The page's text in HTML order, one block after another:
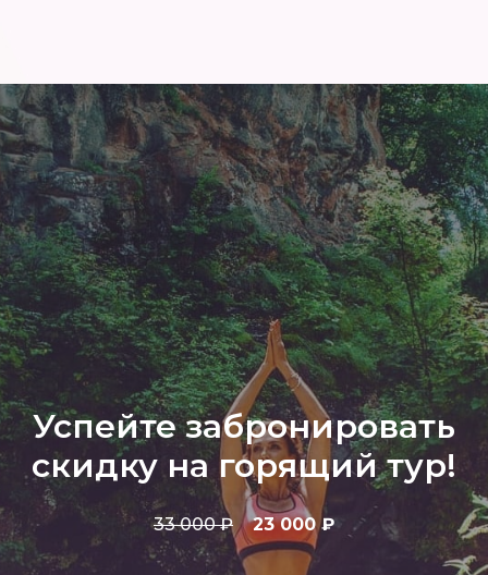
Успейте забронировать
скидку на горящий тур!
33 000 ₽ 23 000 ₽